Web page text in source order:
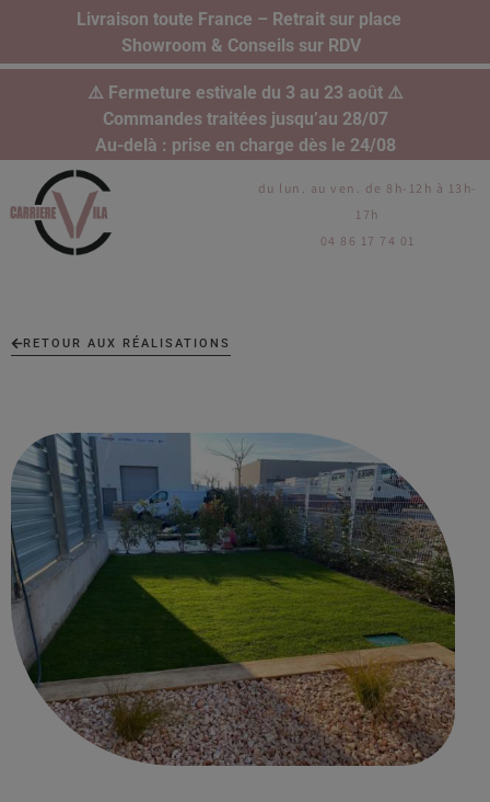
Livraison toute France – Retrait sur place
Showroom & Conseils sur RDV
⚠️ Fermeture estivale du 3 au 23 août ⚠️
Commandes traitées jusqu’au 28/07
Au-delà : prise en charge dès le 24/08
du lun. au ven. de 8h-12h à 13h-
17h
04 86 17 74 01
RETOUR AUX RÉALISATIONS